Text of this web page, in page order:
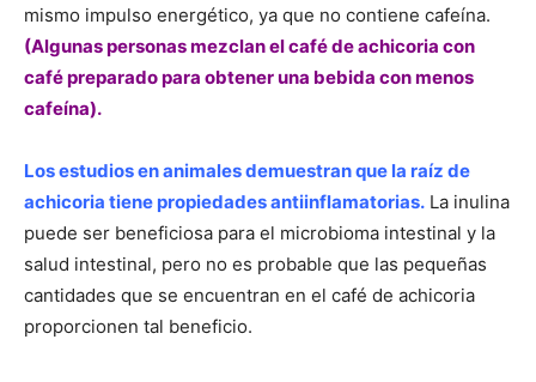
mismo impulso energético, ya que no contiene cafeína.
(Algunas personas mezclan el café de achicoria con
café preparado para obtener una bebida con menos
cafeína).
Los estudios en animales demuestran que la raíz de
achicoria tiene propiedades antiinflamatorias. La inulina
puede ser beneficiosa para el microbioma intestinal y la
salud intestinal, pero no es probable que las pequeñas
cantidades que se encuentran en el café de achicoria
proporcionen tal beneficio.